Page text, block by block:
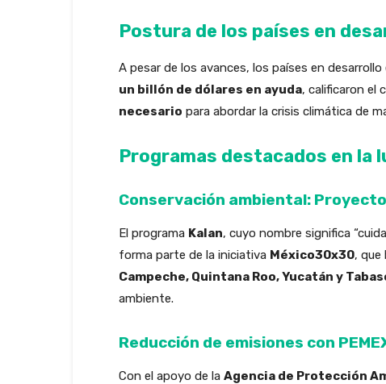
Postura de los países en
A pesar de los avances, los países en
un billón de dólares en ayuda, calificaron el
necesario para abordar la crisis climática de
Programas destacados en la
Conservación ambiental:
El programa Kalan, cuyo nombre significa
forma parte de la iniciativa México30x30, que
Campeche, Quintana Roo, Yucatán y
ambiente.
Reducción de emisiones con
Con el apoyo de la Agencia de Protección